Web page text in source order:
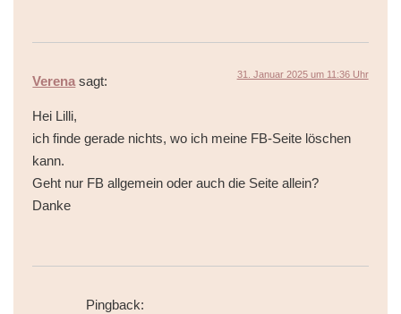
Verena sagt: 31. Januar 2025 um 11:36 Uhr
Hei Lilli,
ich finde gerade nichts, wo ich meine FB-Seite löschen
kann.
Geht nur FB allgemein oder auch die Seite allein?
Danke
Pingback: